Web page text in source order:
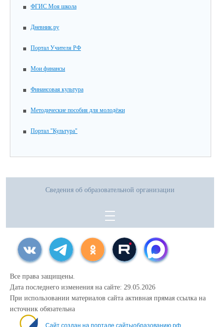
ФГИС Моя школа
Дневник.ру
Портал Учителя РФ
Мои финансы
Финансовая культура
Методические пособия для молодёжи
Портал "Культура"
Сведения об образовательной организации
Все права защищены.
Дата последнего изменения на сайте: 29.05.2026
При использовании материалов сайта активная прямая ссылка на
источник обязательна
Сайт создан на портале сайтыобразованию.рф